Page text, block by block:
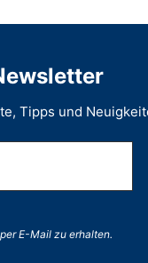
Tipps und
E-Mail zu erhalten.